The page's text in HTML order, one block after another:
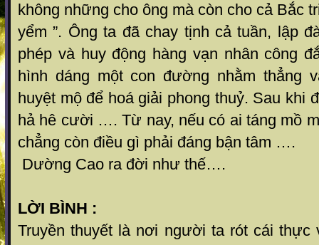
không những cho ông mà còn cho cả Bắc
yểm ”. Ông ta đã chay tịnh cả tuần, lập
phép và huy động hàng vạn nhân công
hình dáng một con đường nhằm thẳng
huyệt mộ để hoá giải phong thuỷ. Sau khi
hả hê cười …. Từ nay, nếu có ai táng mồ
chẳng còn điều gì phải đáng bận tâm ….
Dường Cao ra đời như thế….
LỜI BÌNH :
Truyền thuyết là nơi người ta rót cái